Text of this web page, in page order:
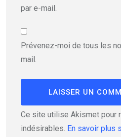
par e-mail.
Prévenez-moi de tous les
mail.
Ce site utilise Akismet pour
indésirables. En savoir plus